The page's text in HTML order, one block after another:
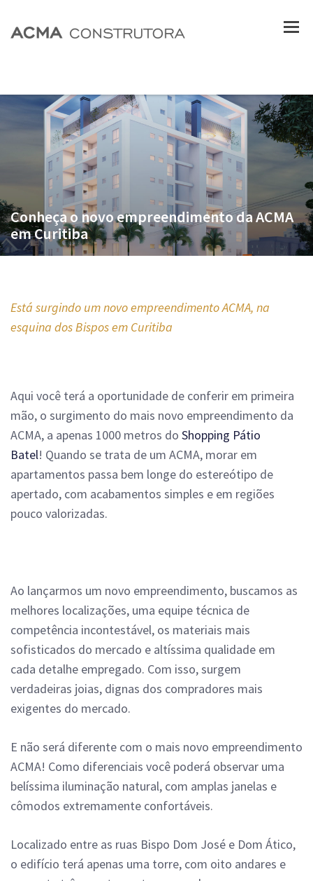
Conheça o novo empreendimento da ACMA
em Curitiba
Está surgindo um novo empreendimento ACMA, na
esquina dos Bispos em Curitiba
Aqui você terá a oportunidade de conferir em primeira
mão, o surgimento do mais novo empreendimento da
ACMA, a apenas 1000 metros do Shopping Pátio
Batel! Quando se trata de um ACMA, morar em
apartamentos passa bem longe do estereótipo de
apertado, com acabamentos simples e em regiões
pouco valorizadas.
Ao lançarmos um novo empreendimento, buscamos as
melhores localizações, uma equipe técnica de
competência incontestável, os materiais mais
sofisticados do mercado e altíssima qualidade em
cada detalhe empregado. Com isso, surgem
verdadeiras joias, dignas dos compradores mais
exigentes do mercado.
E não será diferente com o mais novo empreendimento
ACMA! Como diferenciais você poderá observar uma
belíssima iluminação natural, com amplas janelas e
cômodos extremamente confortáveis.
Localizado entre as ruas Bispo Dom José e Dom Ático,
o edifício terá apenas uma torre, com oito andares e